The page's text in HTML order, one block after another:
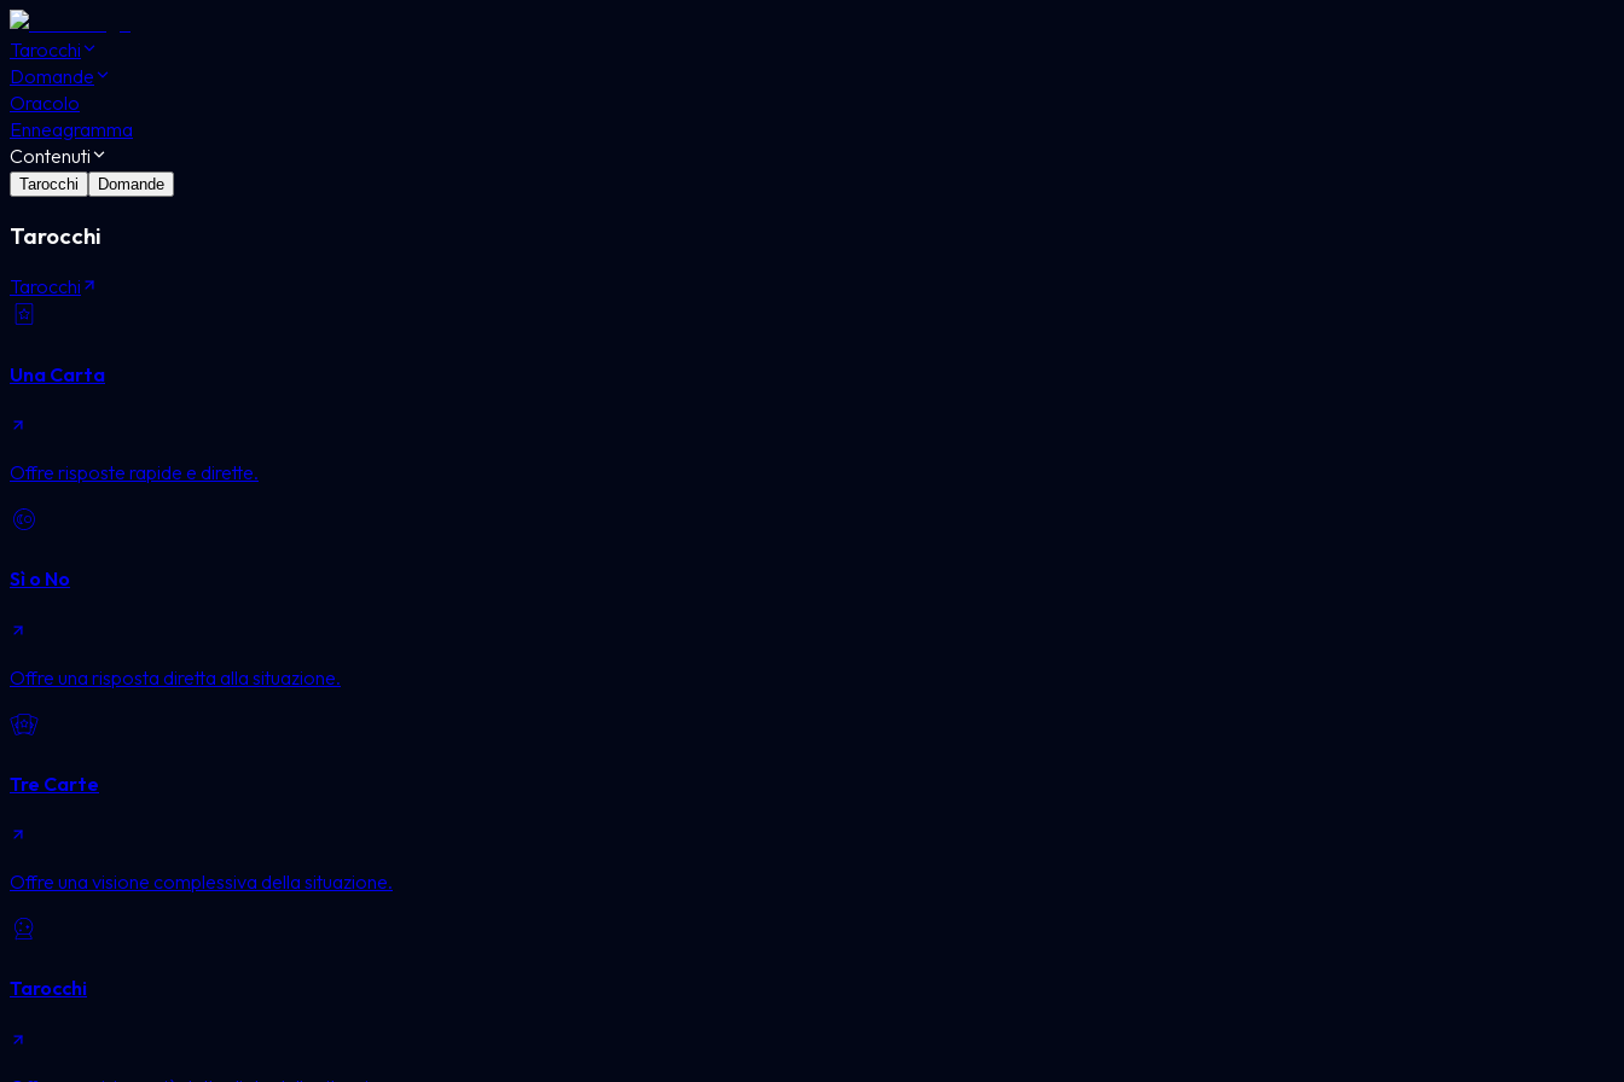
Tarocchi
Domande
Oracolo
Enneagramma
Contenuti
Tarocchi Domande
Tarocchi
Tarocchi
Una Carta
Offre risposte rapide e dirette.
Sì o No
Offre una risposta diretta alla situazione.
Tre Carte
Offre una visione complessiva della situazione.
Tarocchi